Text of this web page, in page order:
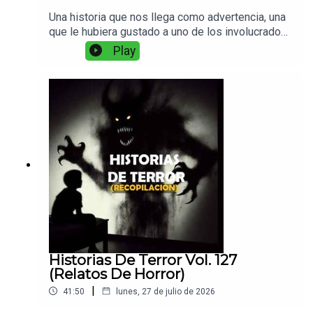
Una historia que nos llega como advertencia, una
que le hubiera gustado a uno de los involucrados
con esa misteriosa mujer de la laguna.
Play
Historias De Terror Vol. 127
(Relatos De Horror)
41:50 | lunes, 27 de julio de 2026